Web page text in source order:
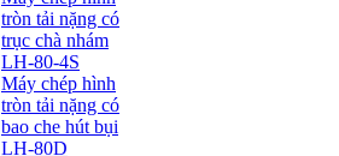
tròn tải nặng có
trục chà nhám
LH-80-4S
Máy chép hình
tròn tải nặng có
bao che hút bụi
LH-80D